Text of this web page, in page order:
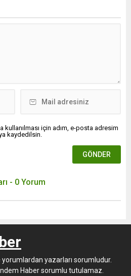
kullanılması için adım, e-posta adresim
kaydedilsin.
- 0 Yorum
yorumlardan yazarları sorumludur.
Haber sorumlu tutulamaz.